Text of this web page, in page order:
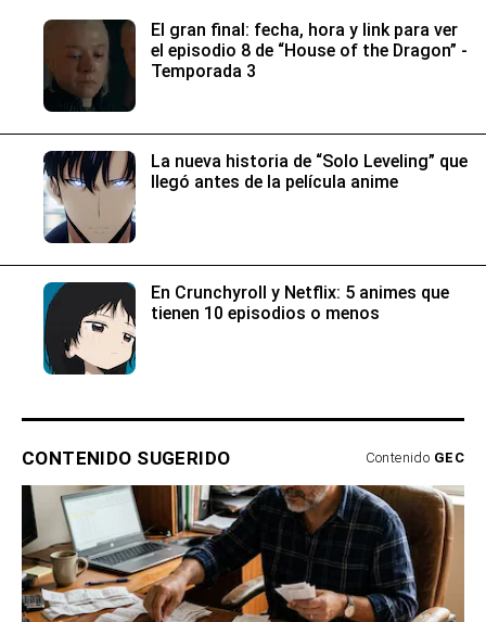
El gran final: fecha, hora y link para ver
el episodio 8 de “House of the Dragon” -
Temporada 3
La nueva historia de “Solo Leveling” que
llegó antes de la película anime
En Crunchyroll y Netflix: 5 animes que
tienen 10 episodios o menos
CONTENIDO SUGERIDO Contenido GEC